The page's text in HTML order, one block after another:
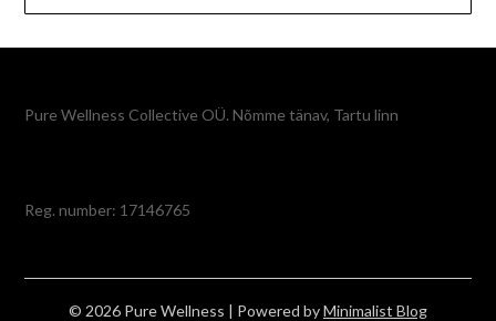
Pure Wellness Collective OÜ. Nõmme tänav, Tartu linn
Reg. number: 17146765
© 2026 Pure Wellness | Powered byMinimalist Blog